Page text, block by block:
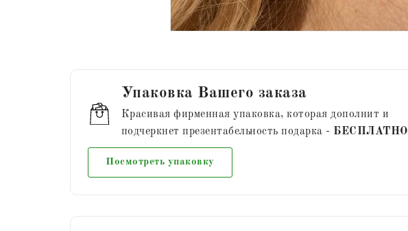
Упаковка Вашего заказа
Красивая фирменная упаковка, которая дополнит и
подчеркнет презентабельность подарка - БЕСПЛАТНО
Посмотреть упаковку